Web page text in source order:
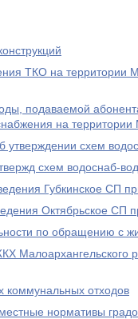
ТКО на территории
подаваемой
на территории
утверждении схем
схем водоснаб-
Губкинское СП
Октябрьское СП
по обращению с
Малоархангельского
коммунальных отходов
нормативы